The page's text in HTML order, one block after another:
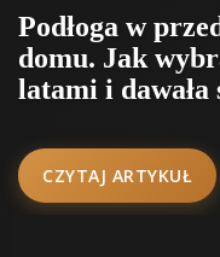
Podłoga w
domu. Jak
latami i dawała
CZYTAJ ARTYKUŁ